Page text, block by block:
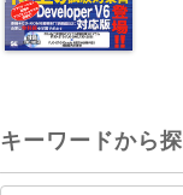
キーワードから